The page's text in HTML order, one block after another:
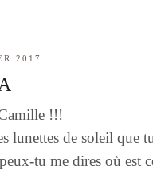
2017
!!!
lunettes de soleil que
tu me dires où est